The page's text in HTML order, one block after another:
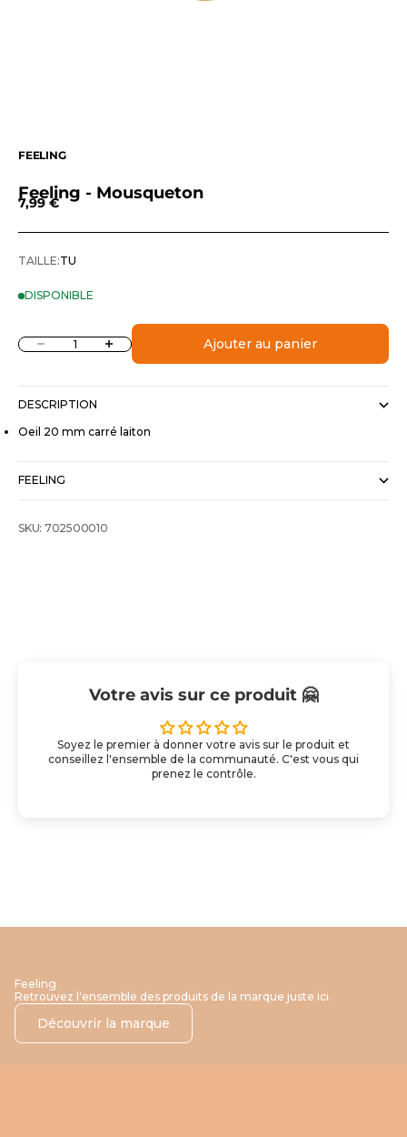
FEELING
Feeling - Mousqueton
Prix de vente
7,99 €
TAILLE:TU
DISPONIBLE
Diminuer la quantitéAugmenter la quantitéAjouter au panier
DESCRIPTION
Oeil 20 mm carré laiton
FEELING
SKU: 702500010
Votre avis sur ce produit 🤗
Soyez le premier à donner votre avis sur le produit et
conseillez l'ensemble de la communauté. C'est vous qui
prenez le contrôle.
Feeling
Retrouvez l'ensemble des produits de la marque juste ici.
Découvrir la marque